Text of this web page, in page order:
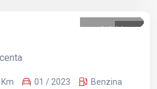
1 /11
01 / 2023 Benzina